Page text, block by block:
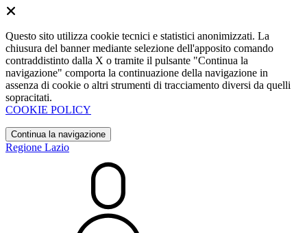
Questo sito utilizza cookie tecnici e statistici anonimizzati. La
chiusura del banner mediante selezione dell'apposito comando
contraddistinto dalla X o tramite il pulsante "Continua la
navigazione" comporta la continuazione della navigazione in
assenza di cookie o altri strumenti di tracciamento diversi da quelli
sopracitati.
COOKIE POLICY
Continua la navigazione
Regione Lazio